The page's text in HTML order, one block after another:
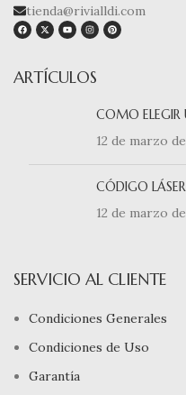
tienda@rivialldi.com
ARTÍCULOS
COMO
12 de marzo
CÓDIGO LÁSER
12 de marzo
SERVICIO AL CLIENTE
Condiciones Generales
Condiciones de Uso
Garantía